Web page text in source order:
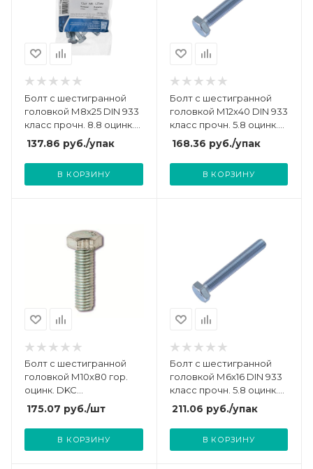
Болт с шестигранной
головкой М8х25 DIN 933
класс прочн. 8.8 оцинк.
(пакет) (уп.12шт) Tech-
Krep/Zitar 102968
137.86 руб./упак
В КОРЗИНУ
Болт с шестигранной
головкой М12х40 DIN 933
класс прочн. 5.8 оцинк.
пакет (уп.10шт)
СТРОЙМЕТИЗ
UTORM3013068
168.36 руб./упак
В КОРЗИНУ
Болт с шестигранной
головкой М10х80 гор.
оцинк. DKC
CM081080HDZ
175.07 руб./шт
В КОРЗИНУ
Болт с шестигранной
головкой М6х16 DIN 933
класс прочн. 5.8 оцинк.
пакет (уп.100шт)
СТРОЙМЕТИЗ
UTORM3011218
211.06 руб./упак
В КОРЗИНУ